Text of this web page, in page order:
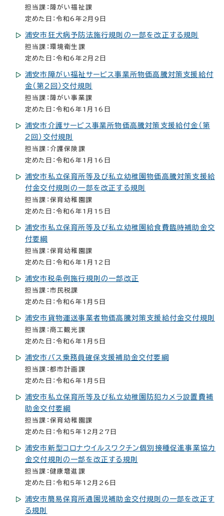
担当課：障がい福祉課
定めた日：令和6年2月9日
浦安市狂犬病予防法施行規則の一部を改正する規則
担当課：環境衛生課
定めた日：令和6年2月2日
浦安市障がい福祉サービス事業所物価高騰対策支援給付
金（第2回）交付規則
担当課：障がい事業課
定めた日：令和6年1月16日
浦安市介護サービス事業所物価高騰対策支援給付金（第
2回）交付規則
担当課：介護保険課
定めた日：令和6年1月16日
浦安市私立保育所等及び私立幼稚園物価高騰対策支援給
付金交付規則の一部を改正する規則
担当課：保育幼稚園課
定めた日：令和6年1月15日
浦安市私立保育所等及び私立幼稚園給食費臨時補助金交
付要綱
担当課：保育幼稚園課
定めた日：令和6年1月12日
浦安市税条例施行規則の一部改正
担当課：市民税課
定めた日：令和6年1月5日
浦安市貨物運送事業者物価高騰対策支援給付金交付規則
担当課：商工観光課
定めた日：令和6年1月5日
浦安市バス乗務員確保支援補助金交付要綱
担当課：都市計画課
定めた日：令和6年1月5日
浦安市私立保育所等及び私立幼稚園防犯カメラ設置費補
助金交付要綱
担当課：保育幼稚園課
定めた日：令和5年12月27日
浦安市新型コロナウイルスワクチン個別接種促進事業協力
金交付規則の一部を改正する規則
担当課：健康増進課
定めた日：令和5年12月26日
浦安市簡易保育所通園児補助金交付規則の一部を改正す
る規則